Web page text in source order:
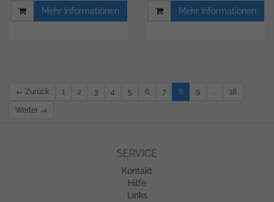
Mehr Informationen Mehr Informationen
← Zurück 1 2 3 4 5 6 7 8 9 ... 18
Weiter →
SERVICE
Kontakt
Hilfe
Links